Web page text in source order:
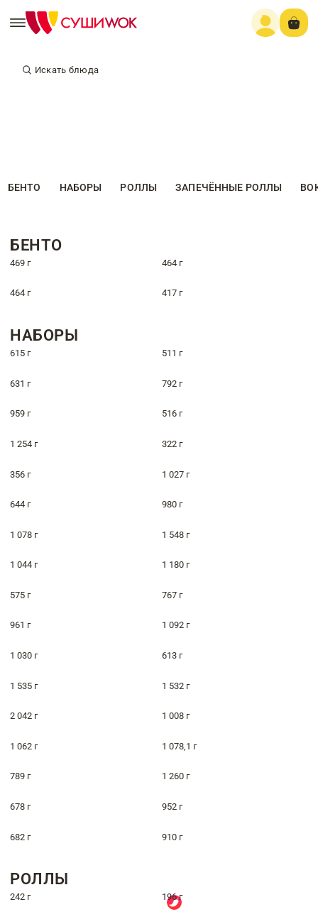
Искать блюда
БЕНТО НАБОРЫ РОЛЛЫ ЗАПЕЧЁННЫЕ РОЛЛЫ
БЕНТО
469 г 464 г
464 г 417 г
НАБОРЫ
615 г 511 г
631 г 792 г
959 г 516 г
1 254 г 322 г
356 г 1 027 г
644 г 980 г
1 078 г 1 548 г
1 044 г 1 180 г
575 г 767 г
961 г 1 092 г
1 030 г 613 г
1 535 г 1 532 г
2 042 г 1 008 г
1 062 г 1 078,1 г
789 г 1 260 г
678 г 952 г
682 г 910 г
РОЛЛЫ
242 г 196 г